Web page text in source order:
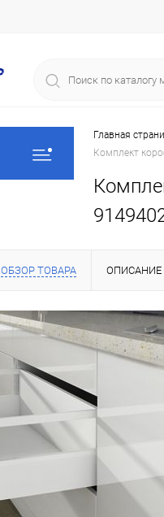
Главная
Комплект
ОБЗОР ТОВАРА ОПИСАНИЕ